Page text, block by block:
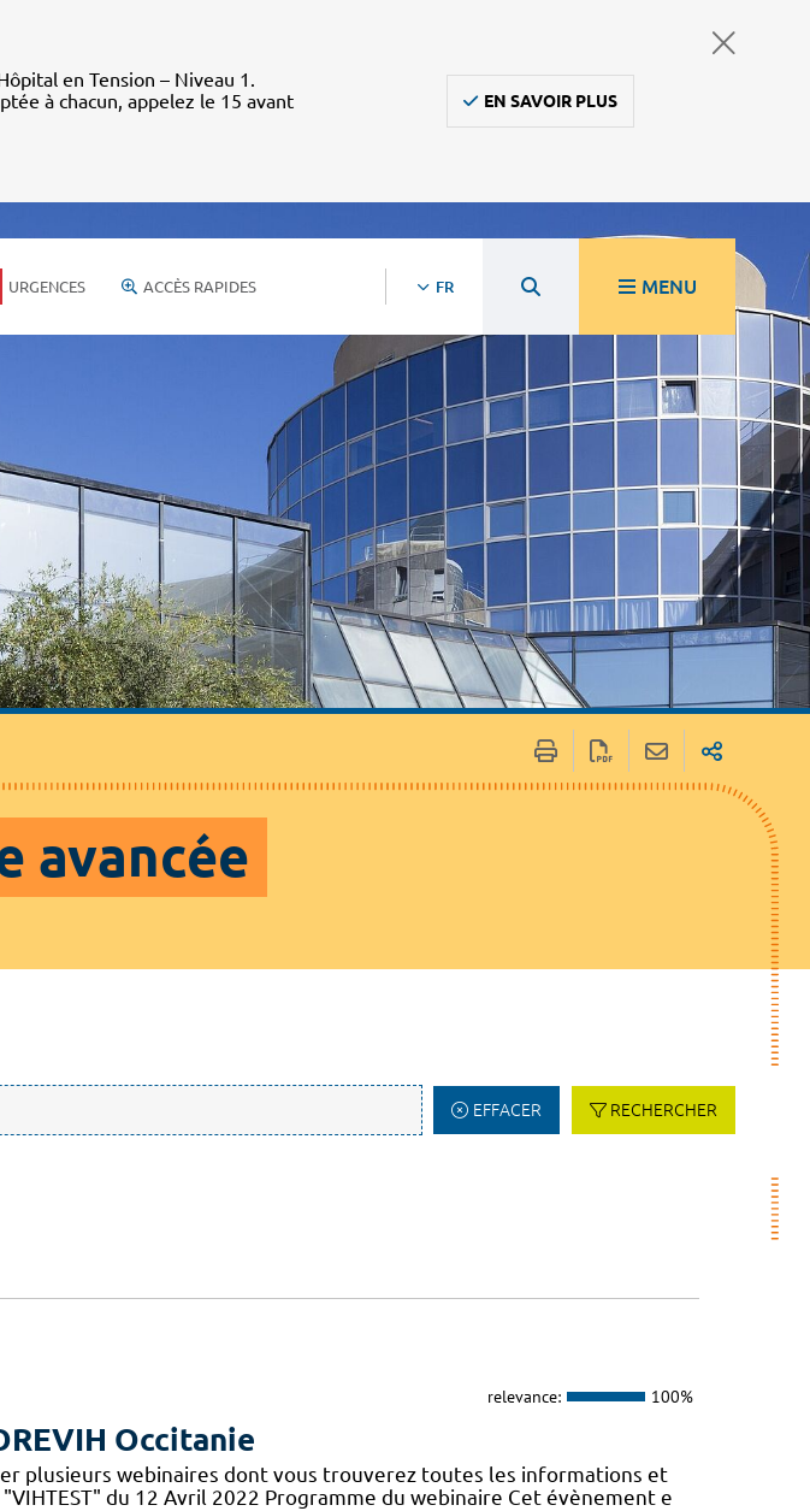
en Tension – Niveau 1.
à chacun, appelez le 15 avant
EN SAVOIR PLUS
URGENCES ACCÈS RAPIDES FR MENU
avancée
EFFACER RECHERCHER
relevance: 100%
Occitanie
plusieurs webinaires dont vous trouverez toutes les informations et
du 12 Avril 2022 Programme du webinaire Cet évènement e